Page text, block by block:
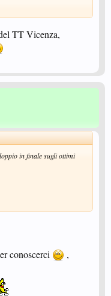
TT Vicenza,
in finale sugli ottimi
conoscerci
,